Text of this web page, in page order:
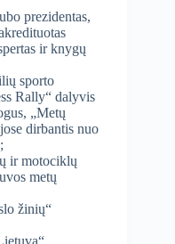
prezidentas,
ir knygų
sporto
Rally“ dalyvis
„Metų
dirbantis nuo
ir motociklų
metų
žinių“